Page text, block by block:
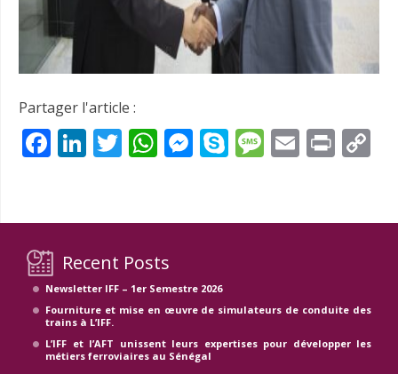
Partager l'article :
Facebook
LinkedIn
Twitter
WhatsApp
Messenger
SkypeMessage
EmailPrint
Recent Posts
Newsletter IFF – 1er Semestre 2026
Fourniture et mise en œuvre de simulateurs de conduite des
trains à L’IFF.
L’IFF et l’AFT unissent leurs expertises pour développer les
métiers ferroviaires au Sénégal